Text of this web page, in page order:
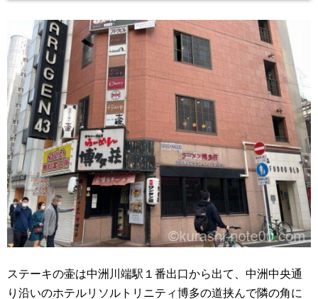
ステーキの壷は中洲川端駅１番出口から出て、中洲中央通
り沿いのホテルリソルトリニティ博多の道挟んで隣の角に